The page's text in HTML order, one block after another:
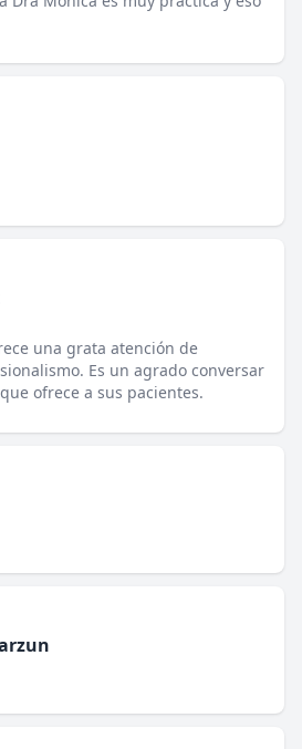
una grata atención de
Es un agrado conversar
ofrece a sus pacientes.